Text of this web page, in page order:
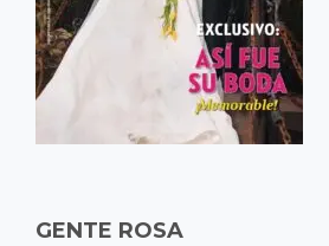
GENTE ROSA